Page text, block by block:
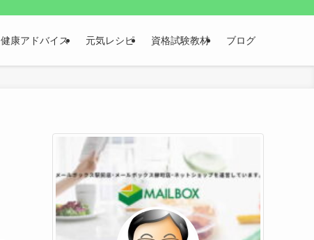
健康アドバイス 元気レシピ 資格試験教材 ブログ